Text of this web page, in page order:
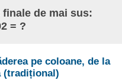
de mai sus:
= ?
pe coloane, de la
(tradițional)